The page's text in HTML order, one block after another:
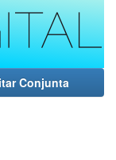
Conjunta